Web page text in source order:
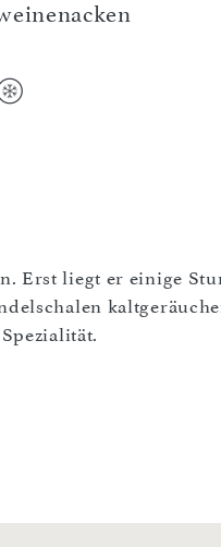
Erst liegt er einige